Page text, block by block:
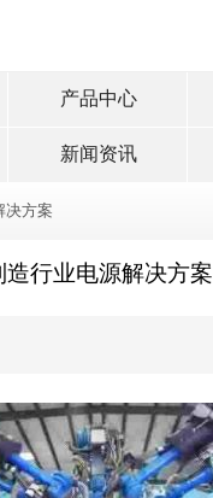
产品中心
新闻资讯
决方案
造行业电源解决方案